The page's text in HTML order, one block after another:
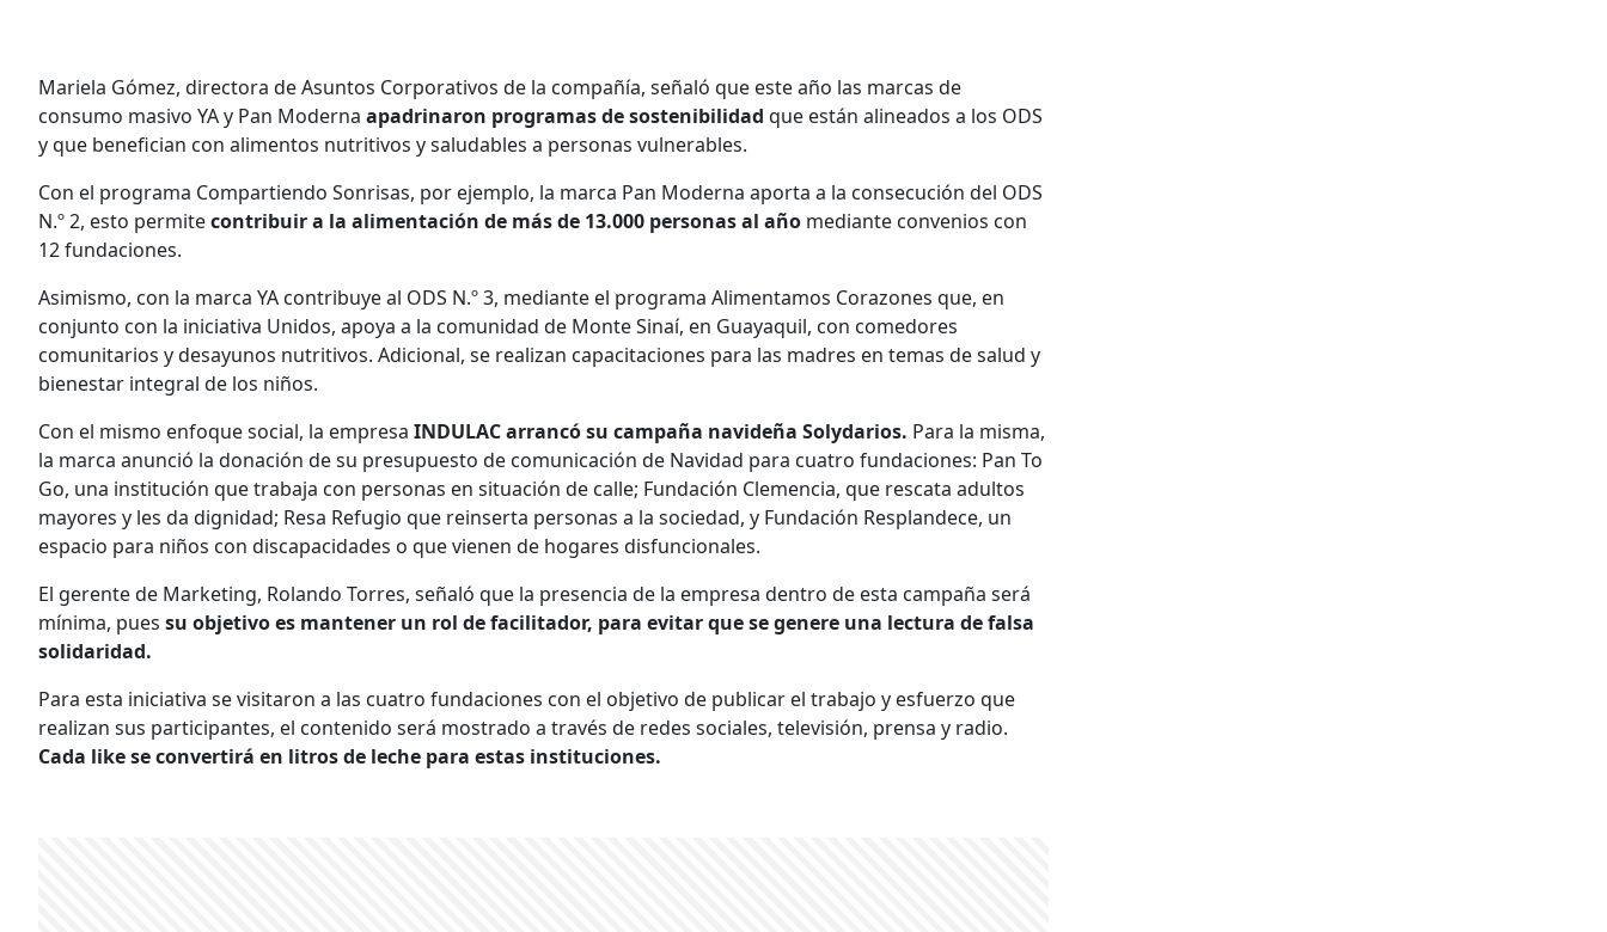
Mariela Gómez, directora de Asuntos Corporativos de la compañía, señaló que este año las marcas de
consumo masivo YA y Pan Moderna apadrinaron programas de sostenibilidad que están alineados a los ODS
y que benefician con alimentos nutritivos y saludables a personas vulnerables.
Con el programa Compartiendo Sonrisas, por ejemplo, la marca Pan Moderna aporta a la consecución del ODS
N.º 2, esto permitecontribuir a la alimentación de más de 13.000 personas al año mediante convenios con
12 fundaciones.
Asimismo, con la marca YA contribuye al ODS N.º 3, mediante el programa Alimentamos Corazones que, en
conjunto con la iniciativa Unidos, apoya a la comunidad de Monte Sinaí, en Guayaquil, con comedores
comunitarios y desayunos nutritivos. Adicional, se realizan capacitaciones para las madres en temas de salud y
bienestar integral de los niños.
Con el mismo enfoque social, la empresa INDULAC arrancó su campaña navideña Solydarios. Para la misma,
la marca anunció la donación de su presupuesto de comunicación de Navidad para cuatro fundaciones: Pan To
Go, una institución que trabaja con personas en situación de calle; Fundación Clemencia, que rescata adultos
mayores y les da dignidad; Resa Refugio que reinserta personas a la sociedad, y Fundación Resplandece, un
espacio para niños con discapacidades o que vienen de hogares disfuncionales.
El gerente de Marketing, Rolando Torres, señaló que la presencia de la empresa dentro de esta campaña será
mínima, pues su objetivo es mantener un rol de facilitador, para evitar que se genere una lectura de falsa
solidaridad.
Para esta iniciativa se visitaron a las cuatro fundaciones con el objetivo de publicar el trabajo y esfuerzo que
realizan sus participantes, el contenido será mostrado a través de redes sociales, televisión, prensa y radio.
Cada like se convertirá en litros de leche para estas instituciones.